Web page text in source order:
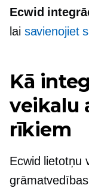
Ecwid
lai savienojiet
Kā
veikalu
rīkiem
Ecwid lietotņu